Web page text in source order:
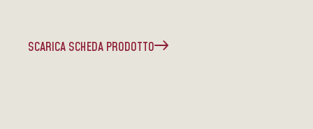
SCARICA SCHEDA PRODOTTO